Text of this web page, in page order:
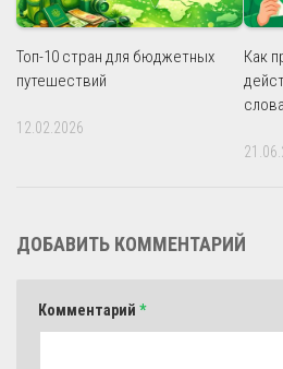
Топ-10 стран для бюджетных
путешествий
12.02.2026
Как
слова
ДОБАВИТЬ КОММЕНТАРИЙ
Комментарий *